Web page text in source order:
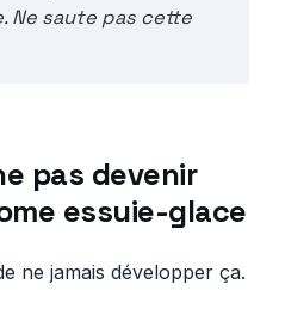
Ne saute pas cette
pas devenir
essuie-glace
ne jamais développer ça.